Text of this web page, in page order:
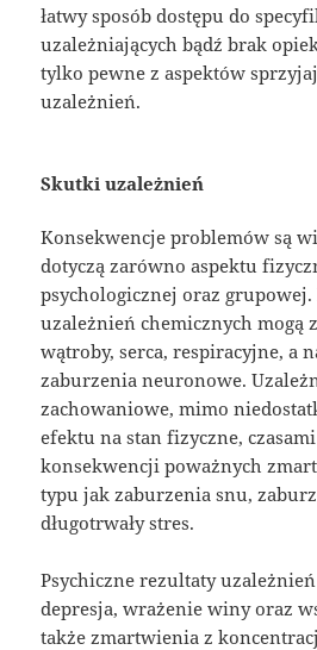
łatwy sposób dostępu do
uzależniających bądź brak
tylko pewne z aspektów
uzależnień.
Skutki uzależnień
Konsekwencje problemów są
dotyczą zarówno aspektu
psychologicznej oraz grupowej.
uzależnień chemicznych mogą
wątroby, serca, respiracyjne, a
zaburzenia neuronowe.
zachowaniowe, mimo
efektu na stan fizyczne,
konsekwencji poważnych
typu jak zaburzenia snu,
długotrwały stres.
Psychiczne rezultaty
depresja, wrażenie winy oraz
także zmartwienia z